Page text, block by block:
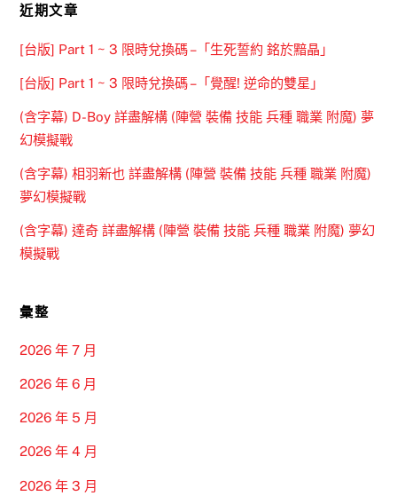
近期文章
[台版] Part 1 ~ 3 限時兌換碼 –「生死誓約 銘於黯晶」
[台版] Part 1 ~ 3 限時兌換碼 –「覺醒! 逆命的雙星」
(含字幕) D-Boy 詳盡解構 (陣營 裝備 技能 兵種 職業 附魔) 夢
幻模擬戰
(含字幕) 相羽新也 詳盡解構 (陣營 裝備 技能 兵種 職業 附魔)
夢幻模擬戰
(含字幕) 達奇 詳盡解構 (陣營 裝備 技能 兵種 職業 附魔) 夢幻
模擬戰
彙整
2026 年 7 月
2026 年 6 月
2026 年 5 月
2026 年 4 月
2026 年 3 月